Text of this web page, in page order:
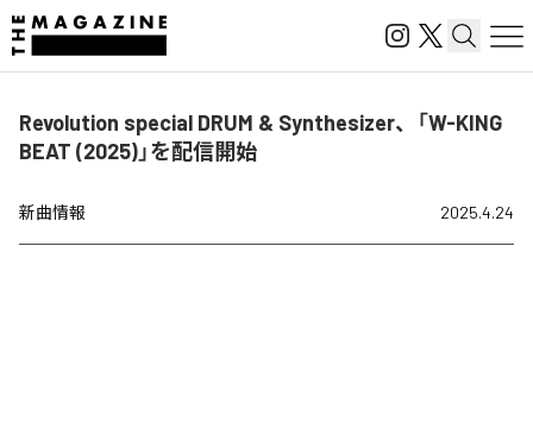
Revolution special DRUM & Synthesizer、「W-KING
BEAT (2025)」を配信開始
新曲情報 2025.4.24